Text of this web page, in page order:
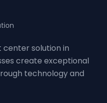
solution in
create exceptional
technology and